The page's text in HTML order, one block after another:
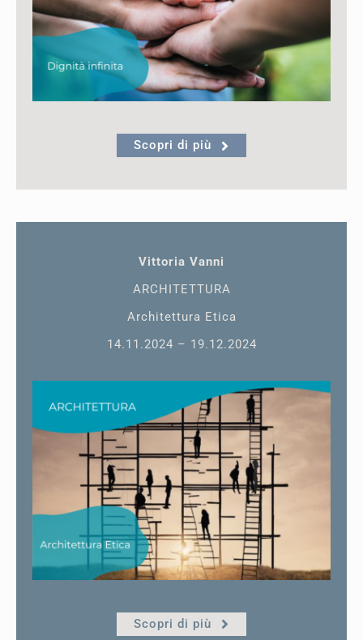
Scopri di più
Vittoria Vanni
ARCHITETTURA
Architettura Etica
14.11.2024 – 19.12.2024
Scopri di più